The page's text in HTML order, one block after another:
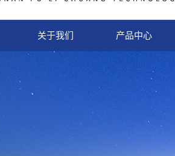
关于我们 产品中心